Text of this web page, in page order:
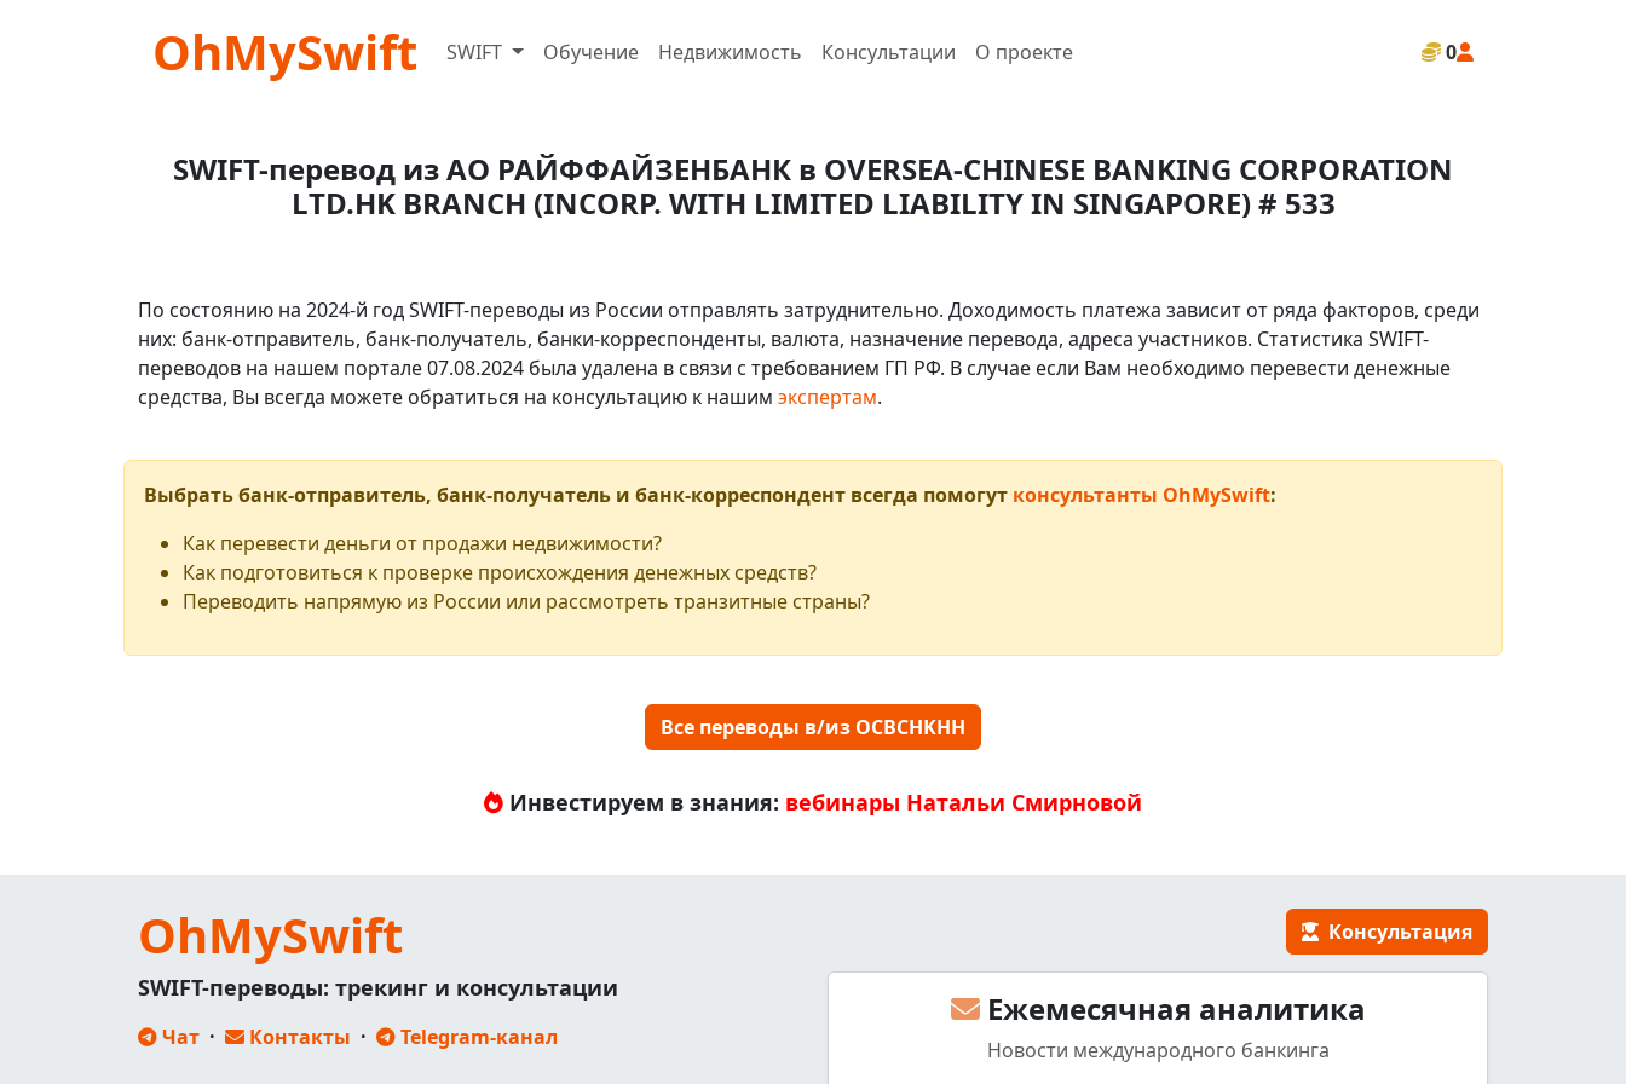
OhMySwift SWIFT Обучение Недвижимость Консультации О проекте 0
SWIFT-перевод из АО РАЙФФАЙЗЕНБАНК в OVERSEA-CHINESE BANKING CORPORATION
LTD.HK BRANCH (INCORP. WITH LIMITED LIABILITY IN SINGAPORE) # 533
По состоянию на 2024-й год SWIFT-переводы из России отправлять затруднительно. Доходимость платежа зависит от ряда факторов, среди
них: банк-отправитель, банк-получатель, банки-корреспонденты, валюта, назначение перевода, адреса участников. Статистика SWIFT-
переводов на нашем портале 07.08.2024 была удалена в связи с требованием ГП РФ. В случае если Вам необходимо перевести денежные
средства, Вы всегда можете обратиться на консультацию к нашим экспертам.
Выбрать банк-отправитель, банк-получатель и банк-корреспондент всегда помогут консультанты OhMySwift:
Как перевести деньги от продажи недвижимости?
Как подготовиться к проверке происхождения денежных средств?
Переводить напрямую из России или рассмотреть транзитные страны?
Все переводы в/из OCBCHKHH
Инвестируем в знания: вебинары Натальи Смирновой
OhMySwift Консультация
SWIFT-переводы: трекинг и консультации
Чат · Контакты · Telegram-канал
Ежемесячная аналитика
Новости международного банкинга